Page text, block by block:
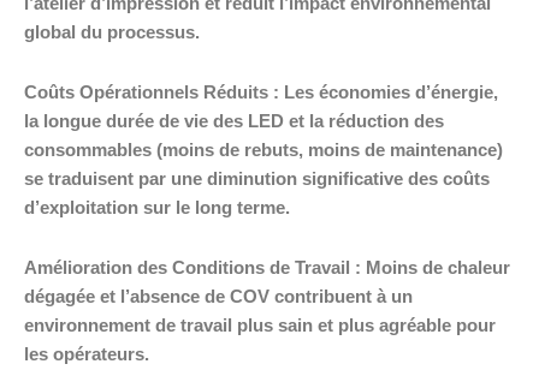
l’atelier d’impression et réduit l’impact environnemental
global du processus.
Coûts Opérationnels Réduits : Les économies d’énergie,
la longue durée de vie des LED et la réduction des
consommables (moins de rebuts, moins de maintenance)
se traduisent par une diminution significative des coûts
d’exploitation sur le long terme.
Amélioration des Conditions de Travail : Moins de chaleur
dégagée et l’absence de COV contribuent à un
environnement de travail plus sain et plus agréable pour
les opérateurs.